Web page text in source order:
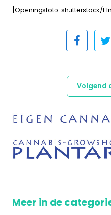
[Openingsfoto: shutterstock/
Volgend
Meer in de